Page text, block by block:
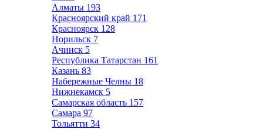
Алматы 193
Красноярский край 171
Красноярск 128
Норильск 7
Ачинск 5
Республика Татарстан 161
Казань 83
Набережные Челны 18
Нижнекамск 5
Самарская область 157
Самара 97
Тольятти 34